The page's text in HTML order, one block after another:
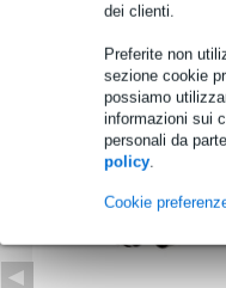
dei clienti.
Preferite non
sezione cookie
possiamo
informazioni sui
personali da
policy.
Cookie